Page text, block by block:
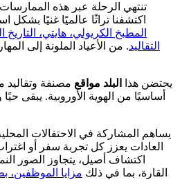
تنتهي الرحلة عبر هذه
اكتشفنا تراثًا عالميًا غنيًا بشكل
المطبخ الكريولي، هايتي، التاريخ
التقاليد. من الأعياد الملونة إلى
يحتضن هذا البلد مواقع مصنفة وتقاليد
أساسيًا من الهوية الأوروبية. يبقى
يساهم المشاركة في الاحتفالات
العادات يعزز كل تجربة سفر أو
اكتشاف أصيل، يتجاوز الصور
القارة، بما في ذلك مزايا الموظفين،